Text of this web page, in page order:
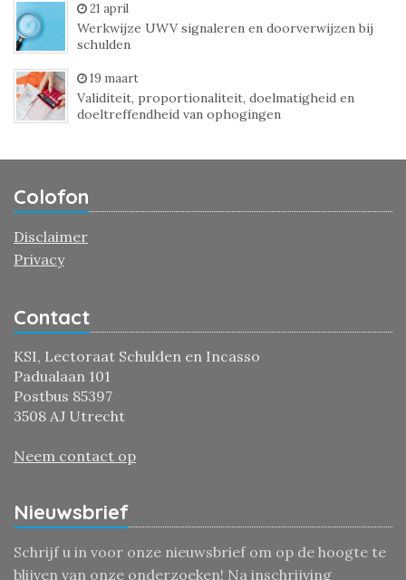
21 april
Werkwijze UWV signaleren en doorverwijzen bij
schulden
19 maart
Validiteit, proportionaliteit, doelmatigheid en
doeltreffendheid van ophogingen
Colofon
Disclaimer
Privacy
Contact
KSI, Lectoraat Schulden en Incasso
Padualaan 101
Postbus 85397
3508 AJ Utrecht
Neem contact op
Nieuwsbrief
Schrijf u in voor onze nieuwsbrief om op de hoogte te
blijven van onze onderzoeken! Na inschrijving